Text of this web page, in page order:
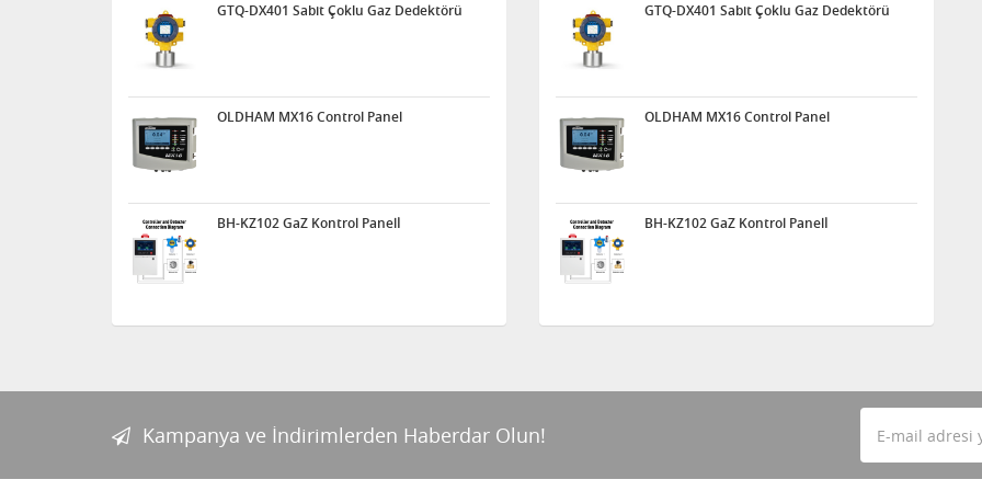
GTQ-DX401 Sabit Çoklu Gaz Dedektörü
OLDHAM MX16 Control Panel
BH-KZ102 GaZ Kontrol Panelİ
GTQ-DX401 Sabit Çoklu Gaz Dedektörü
OLDHAM MX16 Control Panel
BH-KZ102 GaZ Kontrol Panelİ
Kampanya ve İndirimlerden Haberdar Olun!